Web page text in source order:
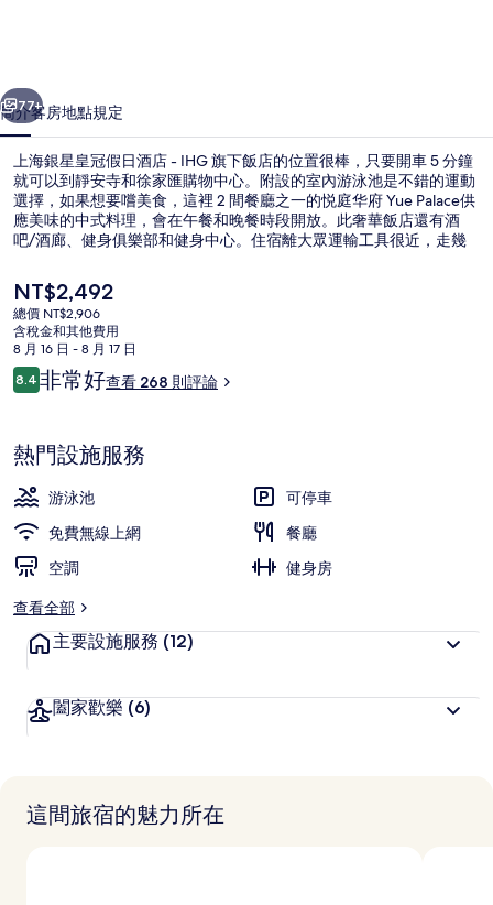
日
酒
店
IHG
下
飯
店
相
片
集
個 下一個
77+
簡介客房地點規定
上海銀星皇冠假日酒店 - IHG 旗下飯店的位置很棒，只要開車 5 分鐘
就可以到靜安寺和徐家匯購物中心。附設的室內游泳池是不錯的運動
選擇，如果想要嚐美食，這裡 2 間餐廳之一的悦庭华府 Yue Palace供
應美味的中式料理，會在午餐和晚餐時段開放。此奢華飯店還有酒
吧/酒廊、健身俱樂部和健身中心。住宿離大眾運輸工具很近，走幾
目
前
的
價
格
是
NT$2,492
總價 NT$2,906
含稅金和其他費用
8 月 16 日 - 8 月 17 日
評
論
8.48.4 分，滿分 10 分，
非常好查看 268 則評論
熱門設施服務
游泳池
可停車
免費無線上網
餐廳
空調
健身房
查看全部
主要設施服務 (12)
闔家歡樂 (6)
這間旅宿的魅力所在